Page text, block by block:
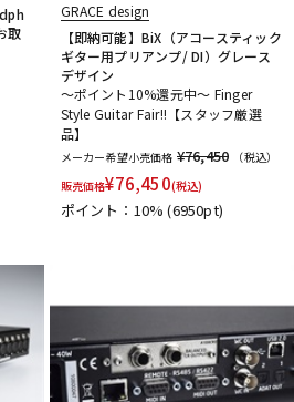
取
GRACE design
【即納可能】BiX（アコースティック
ギター用プリアンプ/ DI）グレース
デザイン
～ポイント10%還元中～ Finger
Style Guitar Fair!!【スタッフ厳選
品】
メーカー希望小売価格 ¥76,450
（税込）
販売価格¥76,450(税込)
ポイント：10%(6950pt)